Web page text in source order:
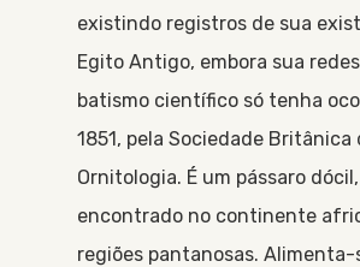
existindo registros de sua
Egito Antigo, embora sua
batismo científico só tenha
1851, pela Sociedade Britânica
Ornitologia. É um pássaro dócil,
encontrado no continente
regiões pantanosas. Alimenta-